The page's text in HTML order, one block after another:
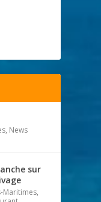
, News
sur
Maritimes,